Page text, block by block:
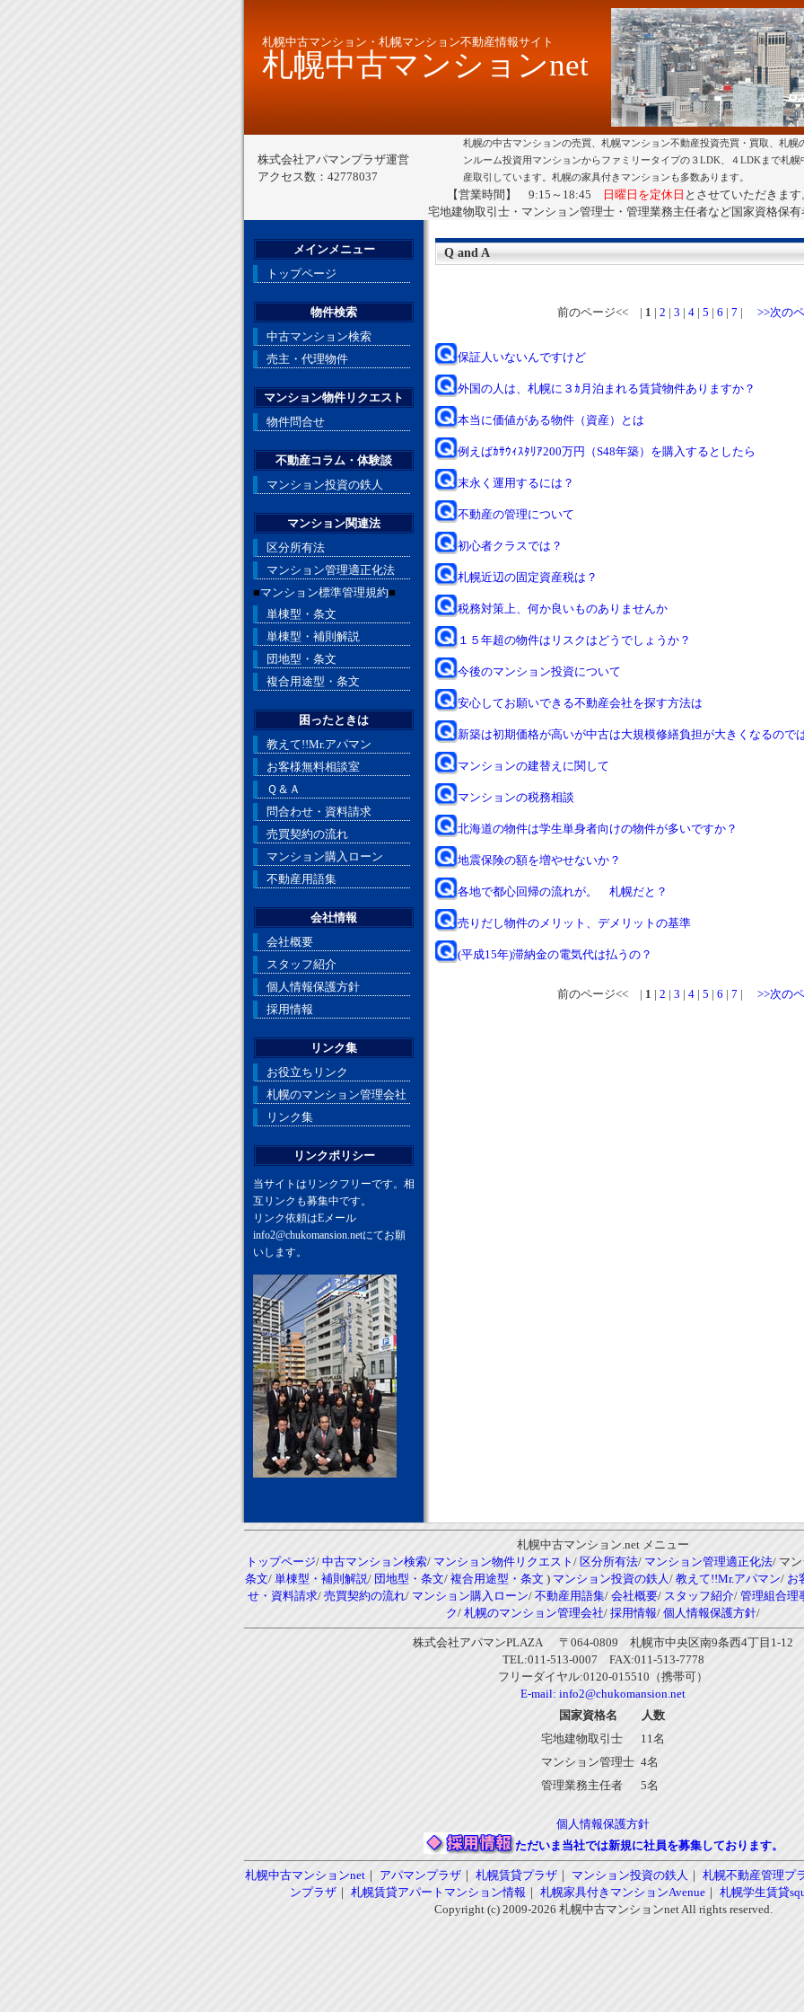
札幌中古マンション・札幌マンション不動産情報サイト
札幌中古マンションnet
株式会社アパマンプラザ運営
アクセス数：42778037
札幌の中古マンションの売買、札幌マンション不動産投資売買・買取、札幌
ンルーム投資用マンションからファミリータイプの３LDK、４LDKまで札
産取引しています。札幌の家具付きマンションも多数あります。
【営業時間】 9:15～18:45 日曜日を定休日 とさせていただきます
宅地建物取引士・マンション管理士・管理業務主任者など国家資格保
Q and A
前のページ<< | 1 | 2 | 3 | 4 | 5 | 6 | 7 | >>次の
保証人いないんですけど
外国の人は、札幌に３ｶ月泊まれる賃貸物件ありますか？
本当に価値がある物件（資産）とは
例えばｶｻｳｨｽﾀﾘｱ200万円（S48年築）を購入するとしたら
末永く運用するには？
不動産の管理について
初心者クラスでは？
札幌近辺の固定資産税は？
税務対策上、何か良いものありませんか
１５年超の物件はリスクはどうでしょうか？
今後のマンション投資について
安心してお願いできる不動産会社を探す方法は
新築は初期価格が高いが中古は大規模修繕負担が大きくなるので
マンションの建替えに関して
マンションの税務相談
北海道の物件は学生単身者向けの物件が多いですか？
地震保険の額を増やせないか？
各地で都心回帰の流れが。 札幌だと？
売りだし物件のメリット、デメリットの基準
(平成15年)滞納金の電気代は払うの？
前のページ<< | 1 | 2 | 3 | 4 | 5 | 6 | 7 | >>次の
メインメニュー
トップページ
物件検索
中古マンション検索
売主・代理物件
マンション物件リクエスト
物件問合せ
不動産コラム・体験談
マンション投資の鉄人
マンション関連法
区分所有法
マンション管理適正化法
■マンション標準管理規約■
単棟型・条文
単棟型・補則解説
団地型・条文
複合用途型・条文
困ったときは
教えて!!Mr.アパマン
お客様無料相談室
Ｑ＆Ａ
問合わせ・資料請求
売買契約の流れ
マンション購入ローン
不動産用語集
会社情報
会社概要
スタッフ紹介
個人情報保護方針
採用情報
リンク集
お役立ちリンク
札幌のマンション管理会社
リンク集
リンクポリシー
当サイトはリンクフリーです。相
互リンクも募集中です。
リンク依頼はEメール
info2@chukomansion.netにてお願
いします。
札幌中古マンション.net メニュー
トップページ/ 中古マンション検索/ マンション物件リクエスト / 区分所有法/ マンション管理適正化法/ マ
条文/ 単棟型・補則解説/ 団地型・条文/ 複合用途型・条文 ) マンション投資の鉄人/ 教えて!!Mr.アパマン/ お
せ・資料請求/ 売買契約の流れ/ マンション購入ローン/ 不動産用語集/ 会社概要/ スタッフ紹介/ 管理組合理
ク/ 札幌のマンション管理会社/ 採用情報/ 個人情報保護方針/
株式会社アパマンPLAZA 〒064-0809 札幌市中央区南9条西4丁目1-12
TEL:011-513-0007 FAX:011-513-7778
フリーダイヤル:0120-015510（携帯可）
E-mail: info2@chukomansion.net
国家資格名
人数
宅地建物取引士
11名
マンション管理士 4名
管理業務主任者
5名
個人情報保護方針
ただいま当社では新規に社員を募集しております。
札幌中古マンションnet｜ アパマンプラザ｜ 札幌賃貸プラザ｜ マンション投資の鉄人 ｜ 札幌不動産管理プ
ンプラザ｜ 札幌賃貸アパートマンション情報 ｜ 札幌家具付きマンションAvenue｜ 札幌学生賃貸
Copyright (c) 2009-2026 札幌中古マンションnet All rights reserved.